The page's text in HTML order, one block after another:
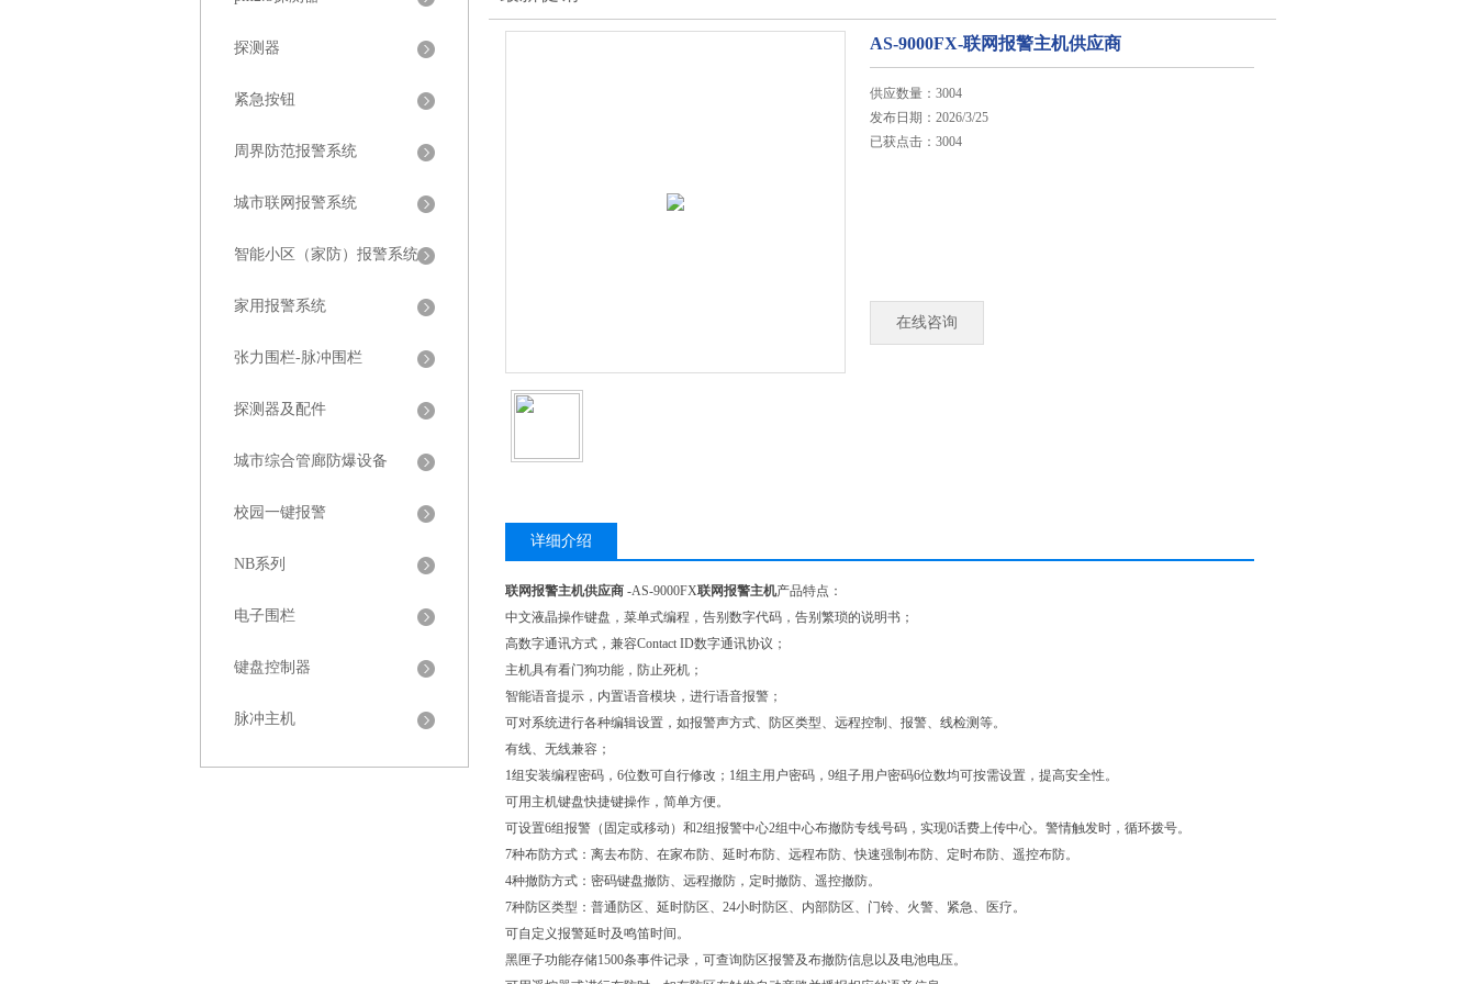
探测器
紧急按钮
周界防范报警系统
城市联网报警系统
智能小区（家防）报警系统
家用报警系统
张力围栏-脉冲围栏
探测器及配件
城市综合管廊防爆设备
校园一键报警
NB系列
电子围栏
键盘控制器
脉冲主机
AS-9000FX-联网报警主机供应商
供应数量：3004
发布日期：2026/3/25
已获点击：3004
在线咨询
详细介绍
联网报警主机供应商 -AS-9000FX联网报警主机产品特点：
中文液晶操作键盘，菜单式编程，告别数字代码，告别繁琐的说明书；
高数字通讯方式，兼容Contact ID数字通讯协议；
主机具有看门狗功能，防止死机；
智能语音提示，内置语音模块，进行语音报警；
可对系统进行各种编辑设置，如报警声方式、防区类型、远程控制、报警、线检测等。
有线、无线兼容；
1组安装编程密码，6位数可自行修改；1组主用户密码，9组子用户密码6位数均可按需设置，提高安全性。
可用主机键盘快捷键操作，简单方便。
可设置6组报警（固定或移动）和2组报警中心2组中心布撤防专线号码，实现0话费上传中心。警情触发时，循环拨号。
7种布防方式：离去布防、在家布防、延时布防、远程布防、快速强制布防、定时布防、遥控布防。
4种撤防方式：密码键盘撤防、远程撤防，定时撤防、遥控撤防。
7种防区类型：普通防区、延时防区、24小时防区、内部防区、门铃、火警、紧急、医疗。
可自定义报警延时及鸣笛时间。
黑匣子功能存储1500条事件记录，可查询防区报警及布撤防信息以及电池电压。